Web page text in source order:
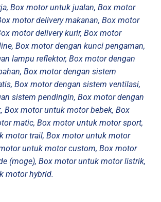
Box motor untuk jualan, Box motor
motor delivery makanan, Box motor
motor delivery kurir, Box motor
Box motor dengan kunci pengaman,
lampu reflektor, Box motor dengan
Box motor dengan sistem
Box motor dengan sistem ventilasi,
sistem pendingin, Box motor dengan
Box motor untuk motor bebek, Box
matic, Box motor untuk motor sport,
motor trail, Box motor untuk motor
untuk motor custom, Box motor
(moge), Box motor untuk motor listrik,
motor hybrid.